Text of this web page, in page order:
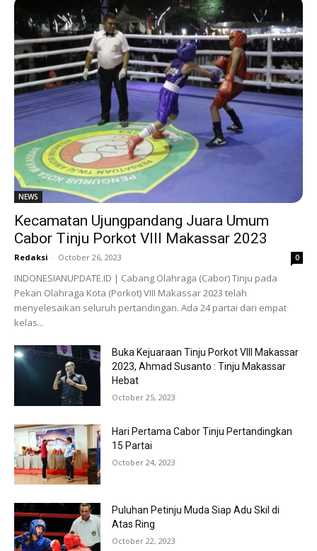
NEWS
Kecamatan Ujungpandang Juara Umum
Cabor Tinju Porkot VIII Makassar 2023
Redaksi - October 26, 2023 0
INDONESIANUPDATE.ID | Cabang Olahraga (Cabor) Tinju pada
Pekan Olahraga Kota (Porkot) VIII Makassar 2023 telah
menyelesaikan seluruh pertandingan. Ada 24 partai dari empat
kelas...
Buka Kejuaraan Tinju Porkot VIII Makassar
2023, Ahmad Susanto : Tinju Makassar
Hebat
October 25, 2023
Hari Pertama Cabor Tinju Pertandingkan
15 Partai
October 24, 2023
Puluhan Petinju Muda Siap Adu Skil di
Atas Ring
October 22, 2023